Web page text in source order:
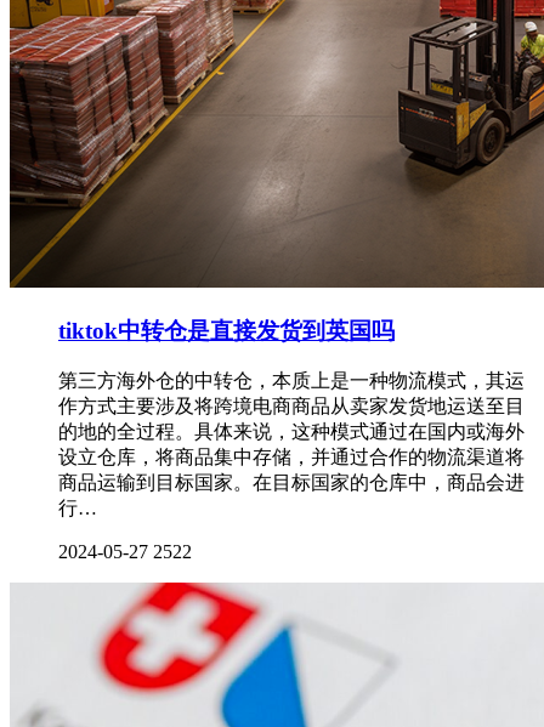
tiktok中转仓是直接发货到英国吗
第三方海外仓的中转仓，本质上是一种物流模式，其运
作方式主要涉及将跨境电商商品从卖家发货地运送至目
的地的全过程。具体来说，这种模式通过在国内或海外
设立仓库，将商品集中存储，并通过合作的物流渠道将
商品运输到目标国家。在目标国家的仓库中，商品会进
行…
2024-05-27 2522